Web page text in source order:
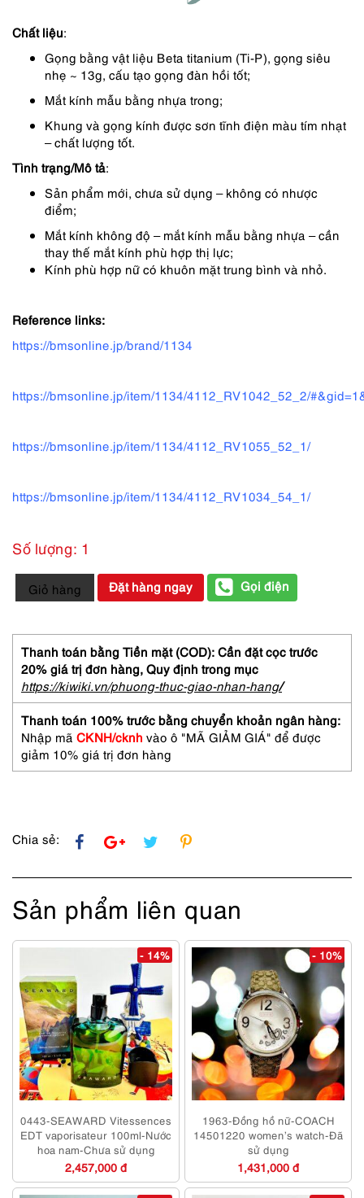
Chất liệu:
Gọng bằng vật liệu Beta titanium (Ti-P), gọng siêu
nhẹ ~ 13g, cấu tạo gọng đàn hồi tốt;
Mắt kính mẫu bằng nhựa trong;
Khung và gọng kính được sơn tĩnh điện màu tím nhạt
– chất lượng tốt.
Tình trạng/Mô tả:
Sản phẩm mới, chưa sử dụng – không có nhược
điểm;
Mắt kính không độ – mắt kính mẫu bằng nhựa – cần
thay thế mắt kính phù hợp thị lực;
Kính phù hợp nữ có khuôn mặt trung bình và nhỏ.
Reference links:
https://bmsonline.jp/brand/1134
https://bmsonline.jp/item/1134/4112_RV1042_52_2/
https://bmsonline.jp/item/1134/4112_RV1055_52_1/
https://bmsonline.jp/item/1134/4112_RV1034_54_1/
Số lượng: 1
5479-
Gọng
nữ-
RUDOLPH
VALENTINO
RV
1018
eyeglasses
frame-
Mới/chưa
sử
Giỏ hàng Đặt hàng ngay Gọi điện
Thanh toán bằng Tiền mặt (COD): Cần đặt cọc trước
20% giá trị đơn hàng, Quy định trong mục
https://kiwiki.vn/phuong-thuc-giao-nhan-hang/
Thanh toán 100% trước bằng chuyển khoản ngân hàng:
Nhập mã CKNH/cknh vào ô "MÃ GIẢM GIÁ" để được
giảm 10% giá trị đơn hàng
Chia sẻ:
Sản phẩm liên quan
- 14%
0443-SEAWARD Vitessences
EDT vaporisateur 100ml-Nước
hoa nam-Chưa sử dụng
2,457,000 đ
- 10%
1963-Đồng hồ nữ-COACH
14501220 women’s watch-Đã
sử dụng
1,431,000 đ